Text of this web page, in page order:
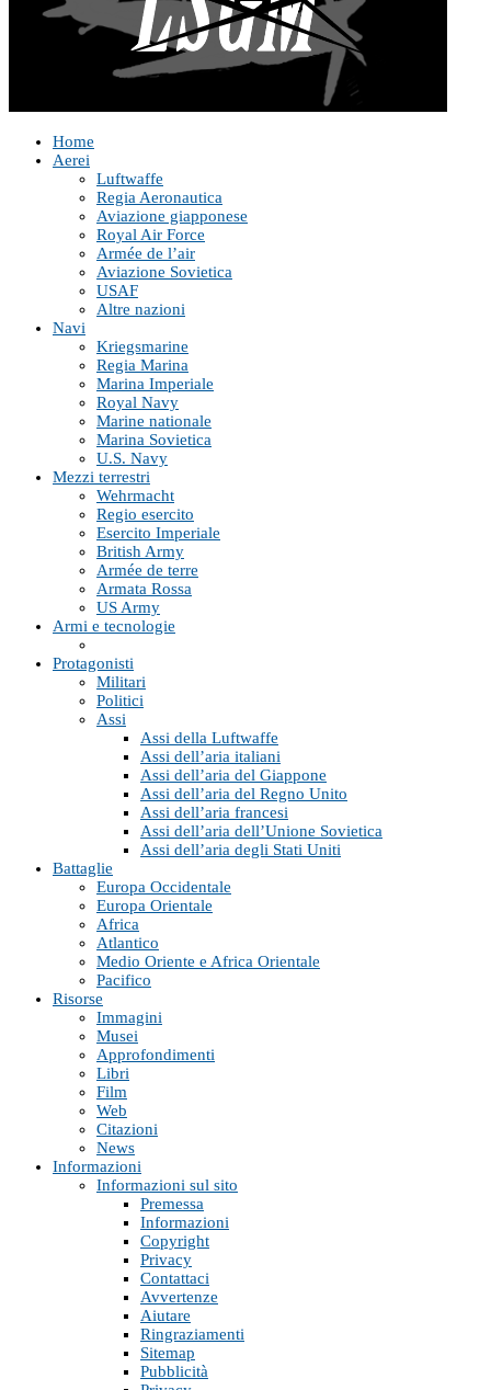
Home
Aerei
Luftwaffe
Regia Aeronautica
Aviazione giapponese
Royal Air Force
Armée de l’air
Aviazione Sovietica
USAF
Altre nazioni
Navi
Kriegsmarine
Regia Marina
Marina Imperiale
Royal Navy
Marine nationale
Marina Sovietica
U.S. Navy
Mezzi terrestri
Wehrmacht
Regio esercito
Esercito Imperiale
British Army
Armée de terre
Armata Rossa
US Army
Armi e tecnologie
Protagonisti
Militari
Politici
Assi
Assi della Luftwaffe
Assi dell’aria italiani
Assi dell’aria del Giappone
Assi dell’aria del Regno Unito
Assi dell’aria francesi
Assi dell’aria dell’Unione Sovietica
Assi dell’aria degli Stati Uniti
Battaglie
Europa Occidentale
Europa Orientale
Africa
Atlantico
Medio Oriente e Africa Orientale
Pacifico
Risorse
Immagini
Musei
Approfondimenti
Libri
Film
Web
Citazioni
News
Informazioni
Informazioni sul sito
Premessa
Informazioni
Copyright
Privacy
Contattaci
Avvertenze
Aiutare
Ringraziamenti
Sitemap
Pubblicità